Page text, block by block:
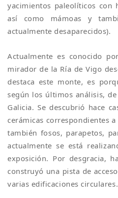
yacimientos paleolíticos con
así como mámoas y
actualmente desaparecidos).
Actualmente es conocido
mirador de la Ría de Vigo
destaca este monte, es
según los últimos análisis,
Galicia. Se descubrió hace
cerámicas correspondientes
también fosos, parapetos,
actualmente se está
exposición. Por desgracia,
construyó una pista de
varias edificaciones circulares.